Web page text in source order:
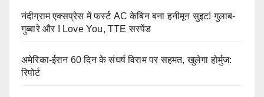
नंदीग्राम एक्सप्रेस में फर्स्ट AC केबिन बना हनीमून सुइट! गुलाब-
गुब्बारे और I Love You, TTE सस्पेंड
अमेरिका-ईरान 60 दिन के संघर्ष विराम पर सहमत, खुलेगा होर्मुज:
रिपोर्ट